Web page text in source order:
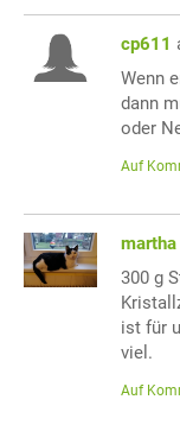
cp611
Wenn
dann
oder
Auf
martha
300 g
ist für
viel.
Auf